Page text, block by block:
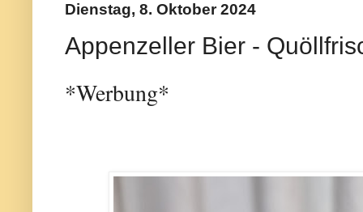
Dienstag, 8. Oktober 2024
Appenzeller Bier -
*Werbung*